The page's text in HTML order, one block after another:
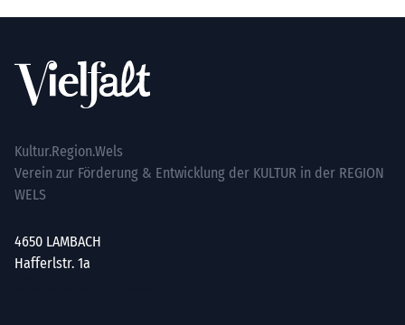
Kultur.Region.Wels
Verein zur Förderung & Entwicklung der KULTUR in der REGION
WELS
4650 LAMBACH
Hafferlstr. 1a